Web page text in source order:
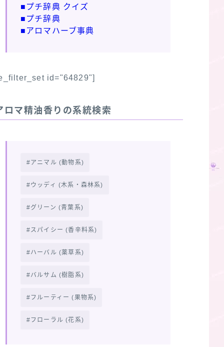
■プチ辞典 クイズ
■プチ辞典
■アロマハーブ事典
id="64829"]
ロマ精油香りの系統検索
アニマル (動物系)
ウッディ (木系・森林系)
グリーン (青葉系)
スパイシー (香辛料系)
ハーバル (薬草系)
バルサム (樹脂系)
フルーティー (果物系)
フローラル (花系)